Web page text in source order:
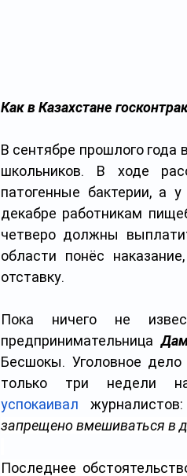
Как в Казахстане
В сентябре прошлого года
школьников. В ходе
патогенные бактерии, а
декабре работникам
четверо должны
области понёс
отставку.
Пока ничего не
предпринимательница
Бесшокы. Уголовное
успокаивал
запрещено вмешиваться в
Последнее